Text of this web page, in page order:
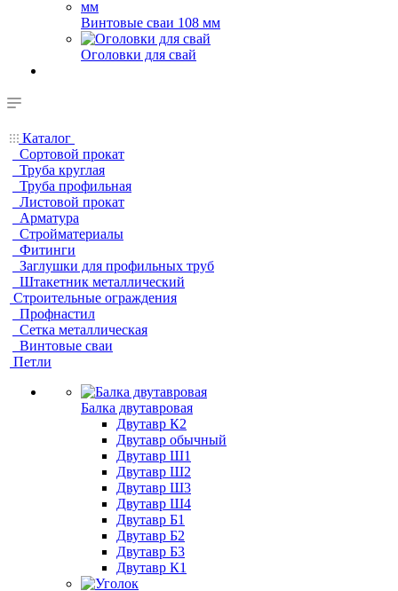
Винтовые сваи 108 мм
Оголовки для свай
Каталог
Сортовой прокат
Труба круглая
Труба профильная
Листовой прокат
Арматура
Стройматериалы
Фитинги
Заглушки для профильных труб
Штакетник металлический
Строительные ограждения
Профнастил
Сетка металлическая
Винтовые сваи
Петли
Балка двутавровая
Двутавр К2
Двутавр обычный
Двутавр Ш1
Двутавр Ш2
Двутавр Ш3
Двутавр Ш4
Двутавр Б1
Двутавр Б2
Двутавр Б3
Двутавр К1